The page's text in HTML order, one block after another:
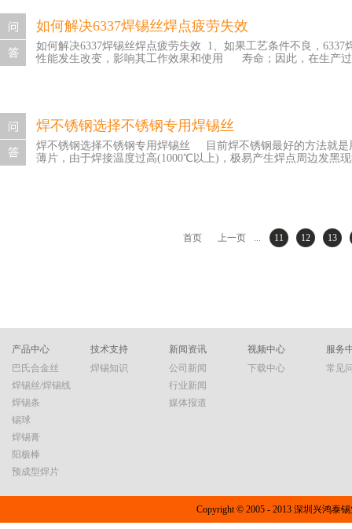
出了行业内的典型值上限。本身焊点间大量微小锡珠的存在已
进一步降低高温焊锡丝焊点间的绝缘性能，最终导致焊点间绝
兴鸿泰锡业有限公司，电话：400-9957-898，网址：http://
如何解决6337焊锡丝焊点疲劳失效
如何解决6337焊锡丝焊点疲劳失效 1、如果工艺条件不良，
性能发生改变，影响其工作效果和使用 寿命；因此，在生产
过可靠性试验来及早发现或暴露，然后采取针对性的整 改措
圳市兴鸿泰锡业有限公司，电话：400-9957-898，网址：http://
焊不锈钢选择不锈钢专用焊锡丝
焊不锈钢选择不锈钢专用焊锡丝 目前焊不锈钢最好的方法就是
薄片，由于焊接温度过高(1000℃以上)，极易产生焊点周边发黑
898，网址：http://www.xht01.com/serverst/cjwt/1012.html
首页 上一页 ... 11 12 13
产品中心
巴氏合金丝
焊锡丝/焊锡线
焊锡条
锡球
焊锡膏
阳极棒
预成型焊片
技术支持
焊锡知识
新闻资讯
公司新闻
行业新闻
媒体报道
视频中心
下载中心
服务
常见
Copyright © 2005 - 2013 深圳兴鸿泰